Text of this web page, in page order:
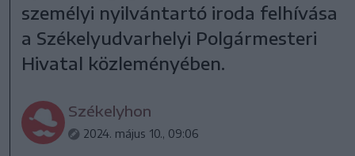
személyi nyilvántartó iroda felhívása
a Székelyudvarhelyi Polgármesteri
Hivatal közleményében.
Székelyhon
2024. május 10., 09:06